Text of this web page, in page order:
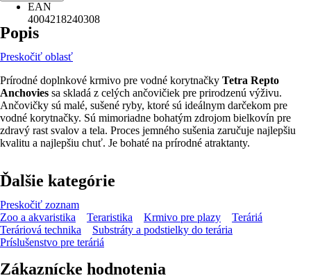
EAN
4004218240308
Popis
Preskočiť oblasť
Prírodné doplnkové krmivo pre vodné korytnačky Tetra Repto
Anchovies sa skladá z celých ančovičiek pre prirodzenú výživu.
Ančovičky sú malé, sušené ryby, ktoré sú ideálnym darčekom pre
vodné korytnačky. Sú mimoriadne bohatým zdrojom bielkovín pre
zdravý rast svalov a tela. Proces jemného sušenia zaručuje najlepšiu
kvalitu a najlepšiu chuť. Je bohaté na prírodné atraktanty.
Ďalšie kategórie
Preskočiť zoznam
Zoo a akvaristika
Teraristika Krmivo pre plazy
Teráriá
Teráriová technika
Substráty a podstielky do terária
Príslušenstvo pre teráriá
Zákaznícke hodnotenia